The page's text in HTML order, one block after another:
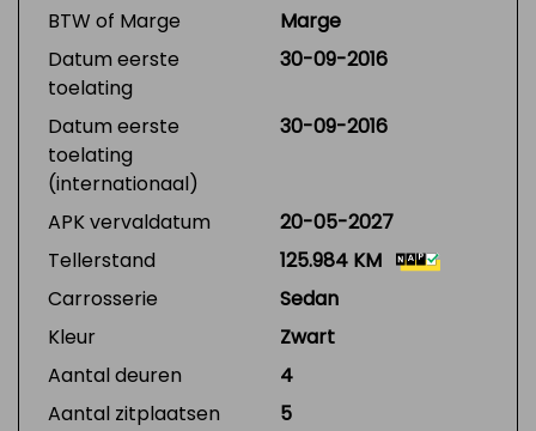
BTW of Marge
Marge
Datum eerste
toelating
30-09-2016
Datum eerste
toelating
(internationaal)
30-09-2016
APK vervaldatum
20-05-2027
Tellerstand
125.984 KM
Carrosserie
Sedan
Kleur
Zwart
Aantal deuren
4
Aantal zitplaatsen
5